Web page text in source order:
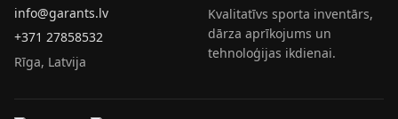
info@garants.lv
+371 27858532
Rīga, Latvija
Kvalitatīvs sporta inventārs,
dārza aprīkojums un
tehnoloģijas ikdienai.